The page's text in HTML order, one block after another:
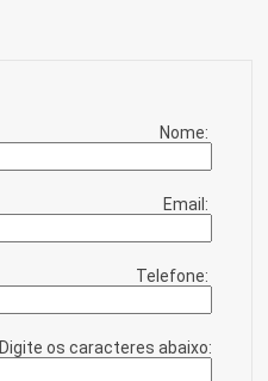
Nome:
Email:
Telefone:
Digite os caracteres abaixo: